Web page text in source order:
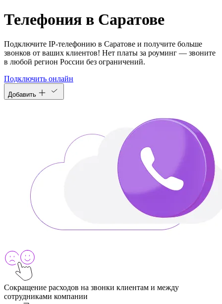
Телефония в Саратове
Подключите IP-телефонию в Саратове и получите больше
звонков от ваших клиентов! Нет платы за роуминг — звоните
в любой регион России без ограничений.
Подключить онлайн
Добавить
Сокращение расходов на звонки клиентам и между
сотрудниками компании